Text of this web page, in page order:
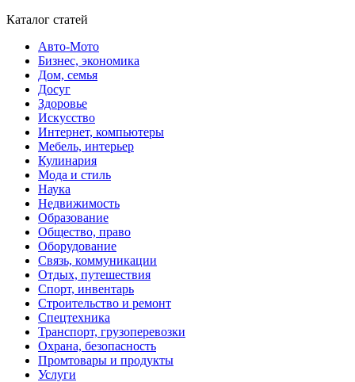
Каталог статей
Авто-Мото
Бизнес, экономика
Дом, семья
Досуг
Здоровье
Искусство
Интернет, компьютеры
Мебель, интерьер
Кулинария
Мода и стиль
Наука
Недвижимость
Образование
Общество, право
Оборудование
Связь, коммуникации
Отдых, путешествия
Спорт, инвентарь
Строительство и ремонт
Спецтехника
Транспорт, грузоперевозки
Охрана, безопасность
Промтовары и продукты
Услуги